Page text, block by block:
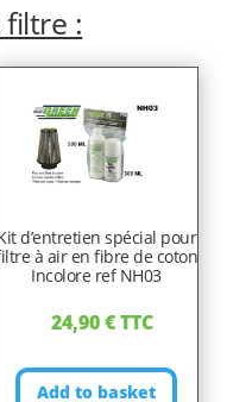
:
d’entretien spécial pour
à air en fibre de coton
Incolore ref NH03
24,90€TTC
Add to basket